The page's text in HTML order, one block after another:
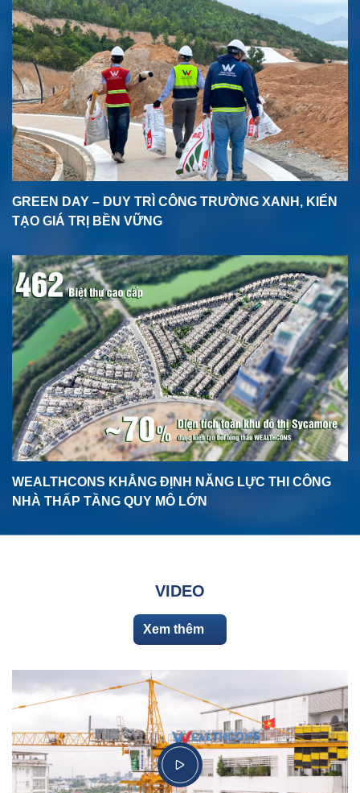
GREEN DAY – DUY TRÌ CÔNG TRƯỜNG XANH, KIẾN
TẠO GIÁ TRỊ BỀN VỮNG
WEALTHCONS KHẲNG ĐỊNH NĂNG LỰC THI CÔNG
NHÀ THẤP TẦNG QUY MÔ LỚN
VIDEO
Xem thêm